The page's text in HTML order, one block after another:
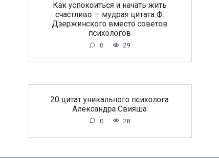
Как успокоиться и начать жить
счастливо — мудрая цитата Ф.
Дзержинского вместо советов
психологов
0 29
20 цитат уникального психолога
Александра Свияша
0 28